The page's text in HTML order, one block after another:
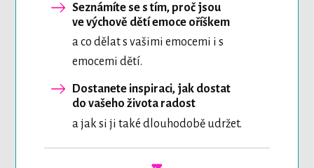
Seznámíte se s tím, proč jsou
ve výchově dětí emoce oříškem
a co dělat s vašimi emocemi i s
emocemi dětí.
Dostanete inspiraci, jak dostat
do vašeho života radost
a jak si ji také dlouhodobě udržet.